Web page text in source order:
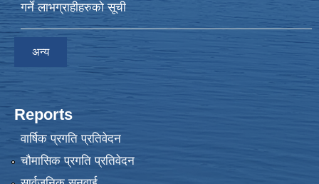
गर्ने लाभग्राहीहरुको सूची
अन्य
Reports
वार्षिक प्रगति प्रतिवेदन
चौमासिक प्रगति प्रतिवेदन